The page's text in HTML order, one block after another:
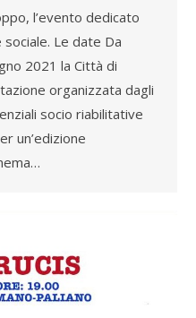
l’evento dedicato
sociale. Le date Da
2021 la Città di
organizzata dagli
socio riabilitative
un’edizione